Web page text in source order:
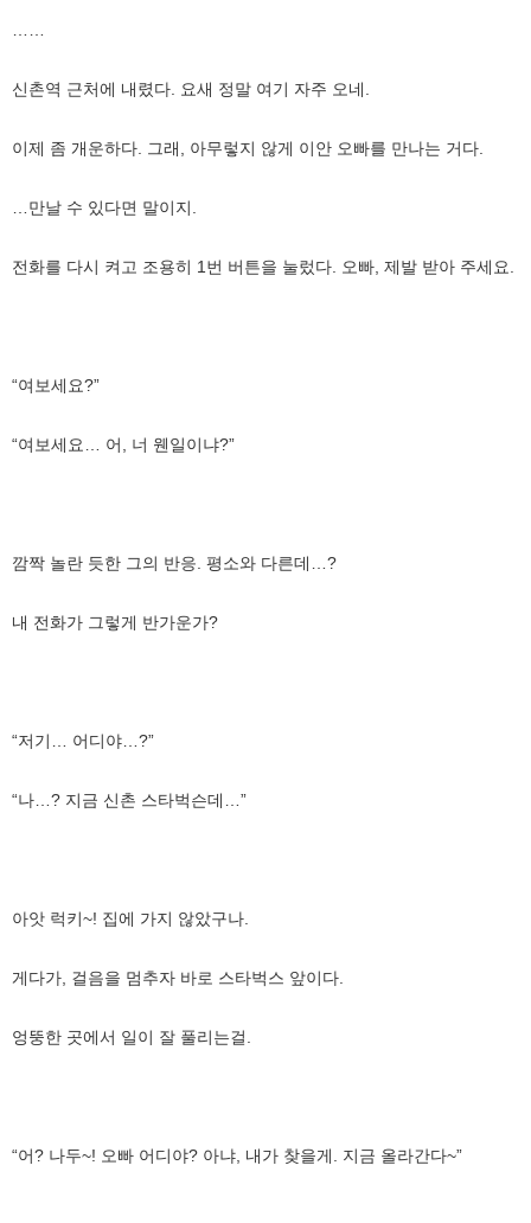
신촌역 근처에 내렸다. 요새 정말 여기 자주 오네.
이제 좀 개운하다. 그래, 아무렇지 않게 이안 오빠를 만나는 거다.
…만날 수 있다면 말이지.
전화를 다시 켜고 조용히 1번 버튼을 눌렀다. 오빠, 제발 받아 주세요.
“여보세요?”
“여보세요… 어, 너 웬일이냐?”
깜짝 놀란 듯한 그의 반응. 평소와 다른데…?
내 전화가 그렇게 반가운가?
“저기… 어디야…?”
“나…? 지금 신촌 스타벅슨데…”
아앗 럭키~! 집에 가지 않았구나.
게다가, 걸음을 멈추자 바로 스타벅스 앞이다.
엉뚱한 곳에서 일이 잘 풀리는걸.
“어? 나두~! 오빠 어디야? 아냐, 내가 찾을게. 지금 올라간다~”